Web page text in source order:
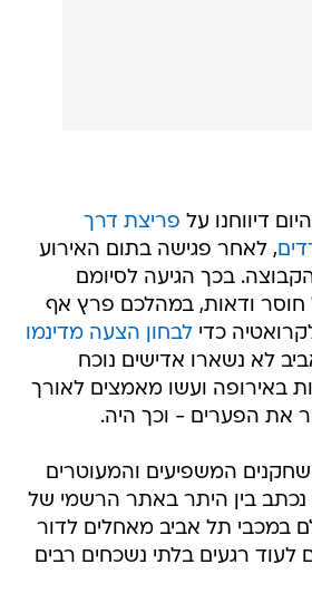
דיווחנו על פריצת דרך
, לאחר פגישה בתום האירוע
בכך הגיעה לסיומם
חוסר ודאות, במהלכם פרץ אף
כדילבחון הצעה מדינמו
לא נשארו אדישים נוכח
באירופה ועשו מאמצים לאורך
את הפערים - וכך היה.
המשפיעים והמעוטרים
נכתב בין היתר באתר הרשמי של
במכבי תל אביב מאחלים לדור
רגעים בלתי נשכחים רבים